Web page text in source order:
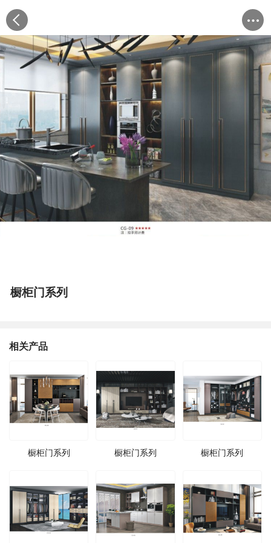
橱柜门系列
相关产品
橱柜门系列 橱柜门系列 橱柜门系列